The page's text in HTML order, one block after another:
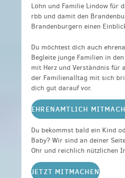
Löhn und Familie Lindow für
rbb und damit den
Brandenburgern einen
Du möchtest dich auch
Begleite junge Familien in
mit Herz und Verständnis für
der Familienalltag mit sich
dich gut darauf vor.
EHRENAMTLICH
Du bekommst bald ein Kind
Baby? Wir sind an deiner
Ohr und reichlich nützlichen
JETZT MITMACHEN